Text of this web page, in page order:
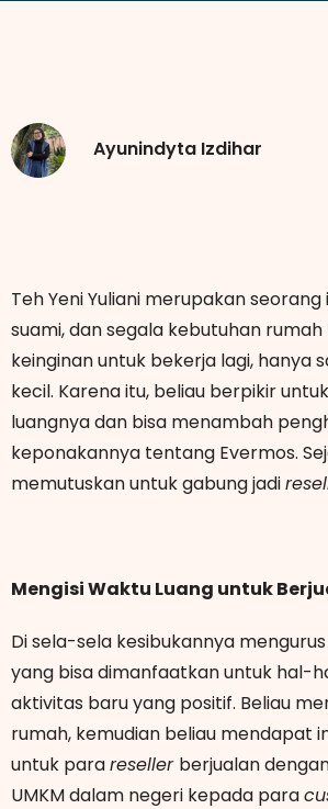
Ayunindyta Izdihar
Teh Yeni Yuliani merupakan
suami, dan segala kebutuhan
keinginan untuk bekerja lagi,
kecil. Karena itu, beliau berpikir
luangnya dan bisa menambah
keponakannya tentang Evermos.
memutuskan untuk gabung jadi
Mengisi Waktu Luang untuk
Di sela-sela kesibukannya
yang bisa dimanfaatkan untuk hal-
aktivitas baru yang positif. Beliau
rumah, kemudian beliau mendapat
untuk parareseller berjualan
UMKM dalam negeri kepada para